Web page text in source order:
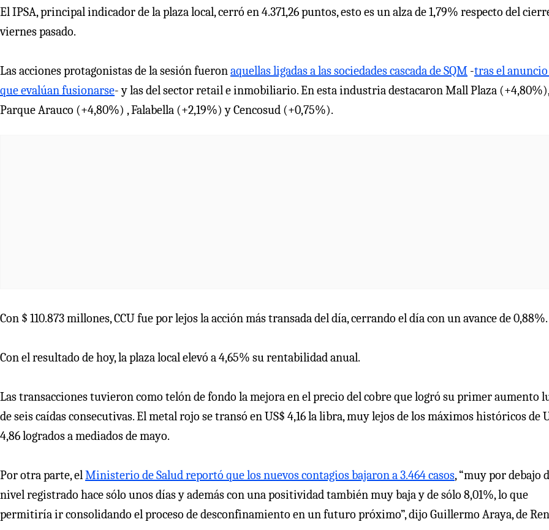
El IPSA, principal indicador de la plaza local, cerró en 4.371,26 puntos, esto es un alza de 1,79% respecto del
viernes pasado.
Las acciones protagonistas de la sesión fueronaquellas ligadas a las sociedades cascada de SQM -tras el
que evalúan fusionarse- y las del sector retail e inmobiliario. En esta industria destacaron Mall Plaza (+4,80%),
Parque Arauco (+4,80%) , Falabella (+2,19%) y Cencosud (+0,75%).
Con $ 110.873 millones, CCU fue por lejos la acción más transada del día, cerrando el día con un avance de 0,88%.
Con el resultado de hoy, la plaza local elevó a 4,65% su rentabilidad anual.
Las transacciones tuvieron como telón de fondo la mejora en el precio del cobre que logró su primer aumento
de seis caídas consecutivas. El metal rojo se transó en US$ 4,16 la libra, muy lejos de los máximos históricos de
4,86 logrados a mediados de mayo.
Por otra parte, elMinisterio de Salud reportó que los nuevos contagios bajaron a 3.464 casos, “muy por debajo
nivel registrado hace sólo unos días y además con una positividad también muy baja y de sólo 8,01%, lo que
permitiría ir consolidando el proceso de desconfinamiento en un futuro próximo”, dijo Guillermo Araya, de